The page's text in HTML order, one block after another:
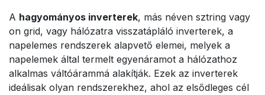
A hagyományos inverterek, más néven sztring vagy
on grid, vagy hálózatra visszatápláló inverterek, a
napelemes rendszerek alapvető elemei, melyek a
napelemek által termelt egyenáramot a hálózathoz
alkalmas váltóárammá alakítják. Ezek az inverterek
ideálisak olyan rendszerekhez, ahol az elsődleges cél